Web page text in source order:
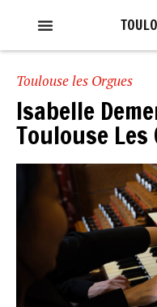
Toulouse les Orgues
Isabelle
Toulouse